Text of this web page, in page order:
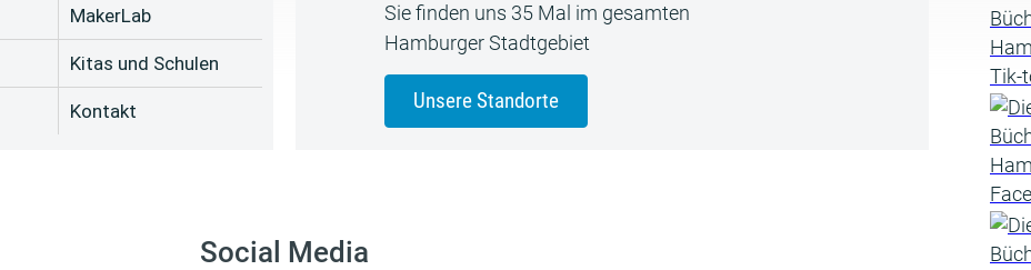
MakerLab
Kitas und Schulen
Kontakt
Sie finden uns 35 Mal im gesamten
Hamburger Stadtgebiet
Unsere Standorte
Social Media